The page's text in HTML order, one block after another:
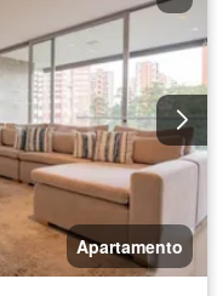
Apartamento